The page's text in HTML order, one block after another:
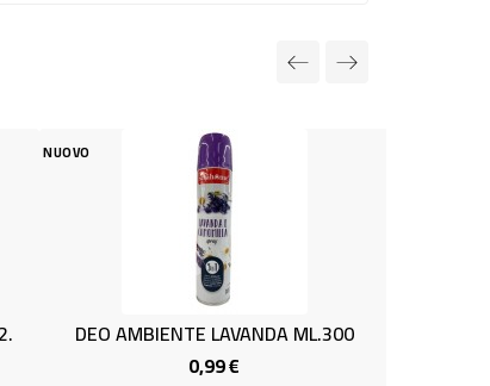
NUOVO
DEO AMBIENTE LAVANDA ML.300
0,99 €Prezzo